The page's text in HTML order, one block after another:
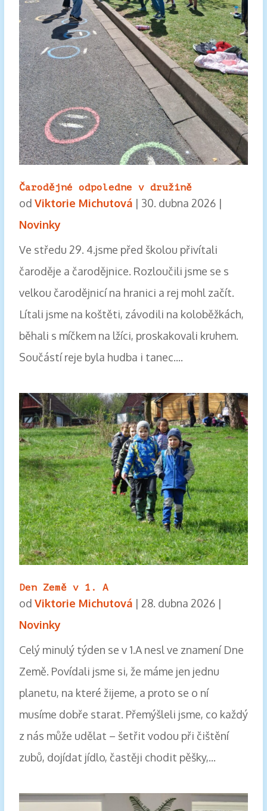
Čarodějné odpoledne v družině
od Viktorie Michutová| 30. dubna 2026|
Novinky
Ve středu 29. 4.jsme před školou přivítali
čaroděje a čarodějnice. Rozloučili jsme se s
velkou čarodějnicí na hranici a rej mohl začít.
Lítali jsme na koštěti, závodili na koloběžkách,
běhali s míčkem na lžíci, proskakovali kruhem.
Součástí reje byla hudba i tanec....
Den Země v 1. A
od Viktorie Michutová| 28. dubna 2026|
Novinky
Celý minulý týden se v 1.A nesl ve znamení Dne
Země. Povídali jsme si, že máme jen jednu
planetu, na které žijeme, a proto se o ní
musíme dobře starat. Přemýšleli jsme, co každý
z nás může udělat – šetřit vodou při čištění
zubů, dojídat jídlo, častěji chodit pěšky,...